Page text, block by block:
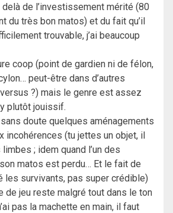
de l’investissement mérité (80
du très bon matos) et du fait qu’il
trouvable, j’ai beaucoup
coop (point de gardien ni de félon,
peut-être dans d’autres
?) mais le genre est assez
plutôt jouissif.
doute quelques aménagements
incohérences (tu jettes un objet, il
; idem quand l’un des
matos est perdu… Et le fait de
les survivants, pas super crédible)
de jeu reste malgré tout dans le ton
pas la machette en main, il faut